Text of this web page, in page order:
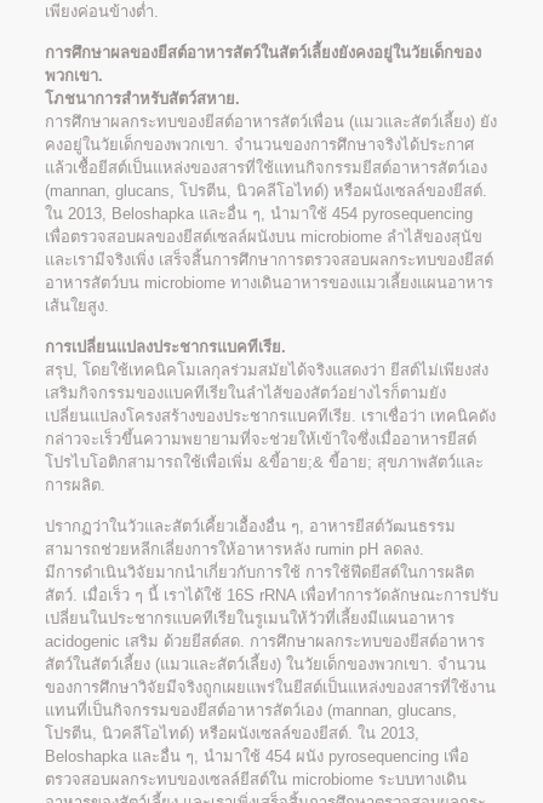
เพียงค่อนข้างต่ำ.
การศึกษาผลของยีสต์อาหารสัตว์ในสัตว์เลี้ยงยังคงอยู่ในวัยเด็กของ
พวกเขา.
โภชนาการสำหรับสัตว์สหาย.
การศึกษาผลกระทบของยีสต์อาหารสัตว์เพื่อน (แมวและสัตว์เลี้ยง) ยัง
คงอยู่ในวัยเด็กของพวกเขา. จำนวนของการศึกษาจริงได้ประกาศ
แล้วเชื้อยีสต์เป็นแหล่งของสารที่ใช้แทนกิจกรรมยีสต์อาหารสัตว์เอง
(mannan, glucans, โปรตีน, นิวคลีโอไทด์) หรือผนังเซลล์ของยีสต์.
ใน 2013, Beloshapka และอื่น ๆ, นำมาใช้ 454 pyrosequencing
เพื่อตรวจสอบผลของยีสต์เซลล์ผนังบน microbiome ลำไส้ของสุนัข
และเรามีจริงเพิ่ง เสร็จสิ้นการศึกษาการตรวจสอบผลกระทบของยีสต์
อาหารสัตว์บน microbiome ทางเดินอาหารของแมวเลี้ยงแผนอาหาร
เส้นใยสูง.
การเปลี่ยนแปลงประชากรแบคทีเรีย.
สรุป, โดยใช้เทคนิคโมเลกุลร่วมสมัยได้จริงแสดงว่า ยีสต์ไม่เพียงส่ง
เสริมกิจกรรมของแบคทีเรียในลำไส้ของสัตว์อย่างไรก็ตามยัง
เปลี่ยนแปลงโครงสร้างของประชากรแบคทีเรีย. เราเชื่อว่า เทคนิคดัง
กล่าวจะเร็วขึ้นความพยายามที่จะช่วยให้เข้าใจซึ่งเมื่ออาหารยีสต์
โปรไบโอติกสามารถใช้เพื่อเพิ่ม &ขี้อาย;& ขี้อาย; สุขภาพสัตว์และ
การผลิต.
ปรากฏว่าในวัวและสัตว์เคี้ยวเอื้องอื่น ๆ, อาหารยีสต์วัฒนธรรม
สามารถช่วยหลีกเลี่ยงการให้อาหารหลัง rumin pH ลดลง.
มีการดำเนินวิจัยมากนำเกี่ยวกับการใช้ การใช้ฟีดยีสต์ในการผลิต
สัตว์. เมื่อเร็ว ๆ นี้ เราได้ใช้ 16S rRNA เพื่อทำการวัดลักษณะการปรับ
เปลี่ยนในประชากรแบคทีเรียในรูเมนให้วัวที่เลี้ยงมีแผนอาหาร
acidogenic เสริม ด้วยยีสต์สด. การศึกษาผลกระทบของยีสต์อาหาร
สัตว์ในสัตว์เลี้ยง (แมวและสัตว์เลี้ยง) ในวัยเด็กของพวกเขา. จำนวน
ของการศึกษาวิจัยมีจริงถูกเผยแพร่ในยีสต์เป็นแหล่งของสารที่ใช้งาน
แทนที่เป็นกิจกรรมของยีสต์อาหารสัตว์เอง (mannan, glucans,
โปรตีน, นิวคลีโอไทด์) หรือผนังเซลล์ของยีสต์. ใน 2013,
Beloshapka และอื่น ๆ, นำมาใช้ 454 ผนัง pyrosequencing เพื่อ
ตรวจสอบผลกระทบของเซลล์ยีสต์ใน microbiome ระบบทางเดิน